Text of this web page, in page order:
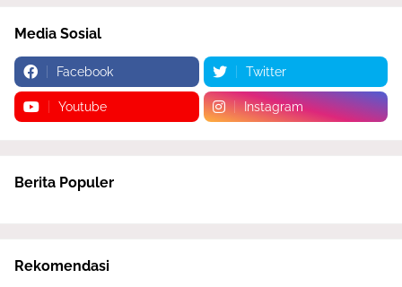
Media Sosial
Facebook Twitter
Youtube Instagram
Berita Populer
Rekomendasi